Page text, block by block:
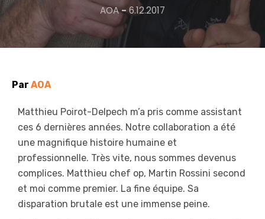
AOA-6.12.2017
Par AOA
Matthieu Poirot-Delpech m’a pris comme assistant
ces 6 dernières années. Notre collaboration a été
une magnifique histoire humaine et
professionnelle. Très vite, nous sommes devenus
complices. Matthieu chef op, Martin Rossini second
et moi comme premier. La fine équipe. Sa
disparation brutale est une immense peine.